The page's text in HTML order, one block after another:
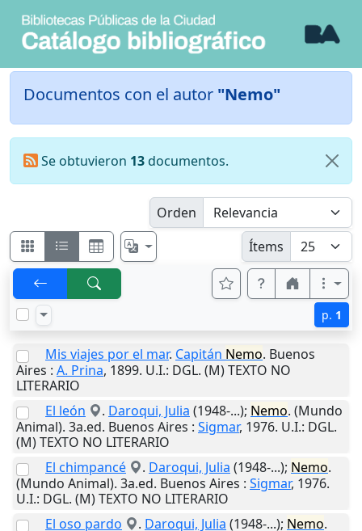
Documentos con el autor "Nemo"
Se obtuvieron 13documentos.
Orden
Ítems
p. 1
Mis viajes por el mar. Capitán Nemo. Buenos
Aires : A. Prina, 1899. U.I.: DGL. (M) TEXTO NO
LITERARIO
El león
. Daroqui, Julia (1948-...); Nemo. (Mundo
Animal). 3a.ed. Buenos Aires : Sigmar, 1976. U.I.: DGL.
(M) TEXTO NO LITERARIO
El chimpancé
. Daroqui, Julia (1948-...); Nemo.
(Mundo Animal). 3a.ed. Buenos Aires : Sigmar, 1976.
U.I.: DGL. (M) TEXTO NO LITERARIO
El oso pardo
. Daroqui, Julia (1948-...); Nemo.